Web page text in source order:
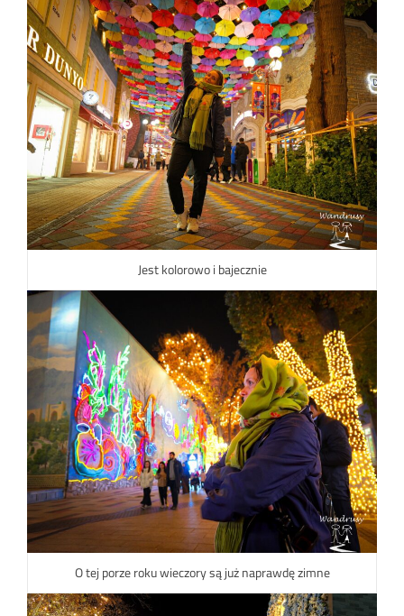
Jest kolorowo i bajecznie
O tej porze roku wieczory są już naprawdę zimne